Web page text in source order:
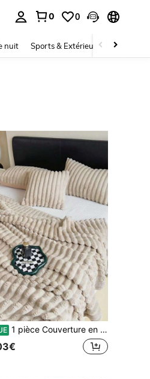
0 0
nuit Sports & Extérieur Enfants
1 pièce Couverture en polaire kaki à bord enroulé ultra douce, flanelle traditionnelle en polaire de corail, pour canapé, bureau, chambre, voyage et camping, couverture polyvalente toute l'année